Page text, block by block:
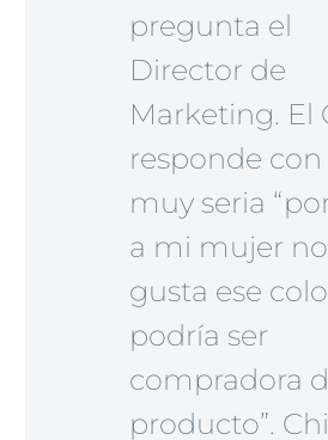
pregunta el
Director de
Marketing. El
responde con
muy seria
a mi mujer
gusta ese
podría ser
compradora
producto”.